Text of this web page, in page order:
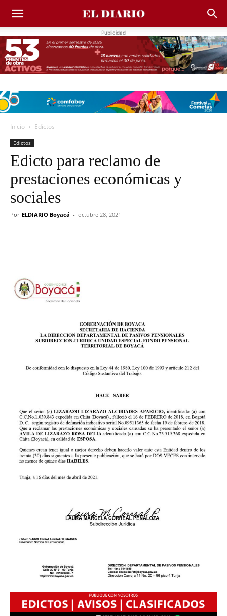
Publicidad
Inicio Edictos
Edictos
Edicto para reclamo de
prestaciones económicas y
sociales
Por ELDIARIO Boyacá - octubre 28, 2021